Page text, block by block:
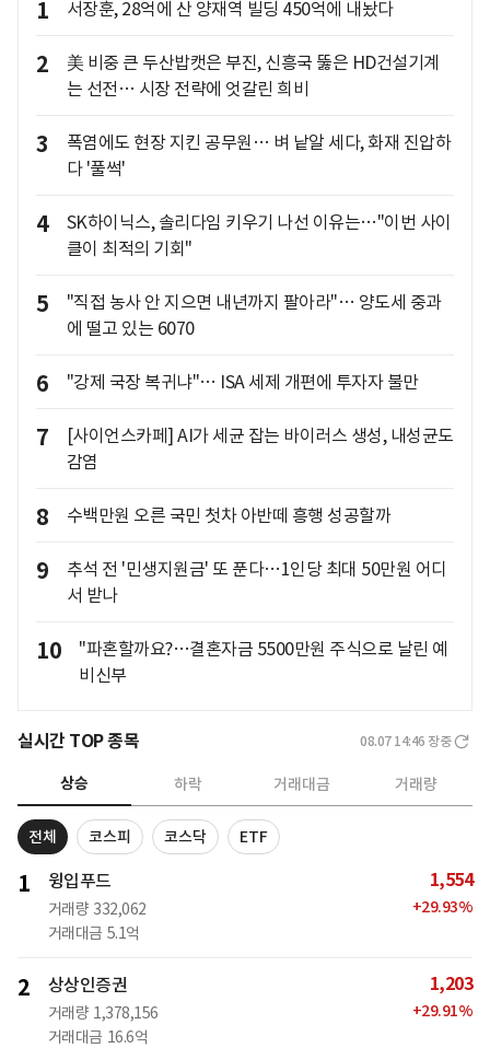
1 서장훈, 28억에 산 양재역 빌딩 450억에 내놨다
2
美 비중 큰 두산밥캣은 부진, 신흥국 뚫은 HD건설기계
는 선전… 시장 전략에 엇갈린 희비
3
폭염에도 현장 지킨 공무원… 벼 낱알 세다, 화재 진압하
다 '풀썩'
4
SK하이닉스, 솔리다임 키우기 나선 이유는…"이번 사이
클이 최적의 기회"
5
"직접 농사 안 지으면 내년까지 팔아라"… 양도세 중과
에 떨고 있는 6070
6 "강제 국장 복귀냐"… ISA 세제 개편에 투자자 불만
7
[사이언스카페] AI가 세균 잡는 바이러스 생성, 내성균도
감염
8 수백만원 오른 국민 첫차 아반떼 흥행 성공할까
9
추석 전 '민생지원금' 또 푼다…1인당 최대 50만원 어디
서 받나
10
"파혼할까요?…결혼자금 5500만원 주식으로 날린 예
비신부
실시간 TOP 종목 08.07 14:46 장중
상승 하락 거래대금 거래량
전체 코스피 코스닥 ETF
1 윙입푸드
거래량 332,062
거래대금 5.1억
1,554
+29.93%
2 상상인증권
거래량 1,378,156
거래대금 16.6억
1,203
+29.91%